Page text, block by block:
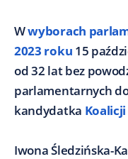
Wwyborach
2023 roku 15
od 32 lat bez
parlamentarnych
kandydatka
Iwona Śledzińska-